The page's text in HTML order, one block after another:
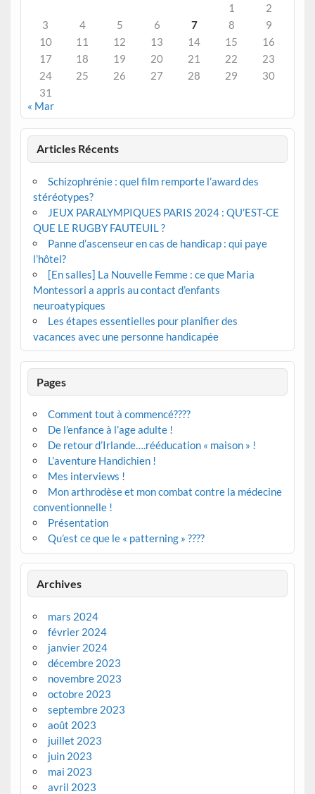
1
2
3
4 5 6 7 8
9
10
11 12 13 14 15
16
17
18 19 20 21 22
23
24
25 26 27 28 29
30
31
« Mar
Articles Récents
Schizophrénie : quel film remporte l’award des
stéréotypes?
JEUX PARALYMPIQUES PARIS 2024 : QU’EST-CE
QUE LE RUGBY FAUTEUIL ?
Panne d’ascenseur en cas de handicap : qui paye
l’hôtel?
[En salles] La Nouvelle Femme : ce que Maria
Montessori a appris au contact d’enfants
neuroatypiques
Les étapes essentielles pour planifier des
vacances avec une personne handicapée
Pages
Comment tout à commencé????
De l’enfance à l’age adulte !
De retour d’Irlande….rééducation « maison » !
L’aventure Handichien !
Mes interviews !
Mon arthrodèse et mon combat contre la médecine
conventionnelle !
Présentation
Qu’est ce que le « patterning » ????
Archives
mars 2024
février 2024
janvier 2024
décembre 2023
novembre 2023
octobre 2023
septembre 2023
août 2023
juillet 2023
juin 2023
mai 2023
avril 2023